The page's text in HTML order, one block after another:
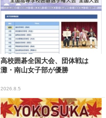
高校囲碁全国大会、団体戦は
灘・南山女子部が優勝
2026.8.5